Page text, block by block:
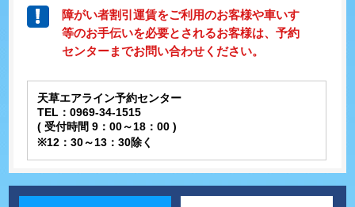
障がい者割引運賃をご利用のお客様や車いす
等のお手伝いを必要とされるお客様は、予約
センターまでお問い合わせください。
天草エアライン予約センター
TEL：0969-34-1515
( 受付時間 9：00～18：00 )
※12：30～13：30除く